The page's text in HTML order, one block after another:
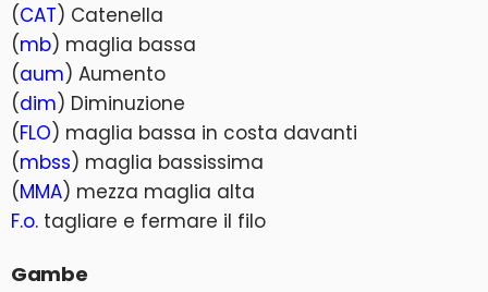
(CAT) Catenella
(mb) maglia bassa
(aum) Aumento
(dim) Diminuzione
(FLO) maglia bassa in costa davanti
(mbss) maglia bassissima
(MMA) mezza maglia alta
F.o. tagliare e fermare il filo
Gambe